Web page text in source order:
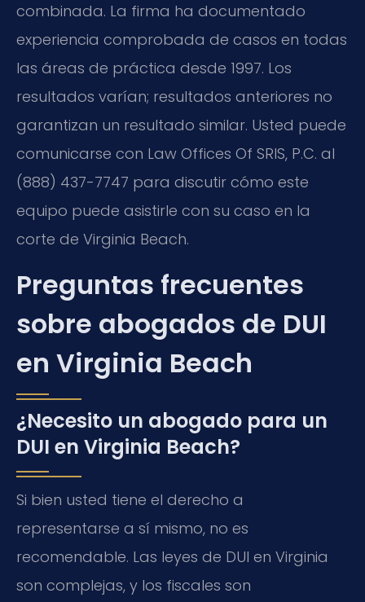
combinada. La firma ha documentado
experiencia comprobada de casos en todas
las áreas de práctica desde 1997. Los
resultados varían; resultados anteriores no
garantizan un resultado similar. Usted puede
comunicarse con Law Offices Of SRIS, P.C. al
(888) 437-7747 para discutir cómo este
equipo puede asistirle con su caso en la
corte de Virginia Beach.
Preguntas frecuentes
sobre abogados de DUI
en Virginia Beach
¿Necesito un abogado para un
DUI en Virginia Beach?
Si bien usted tiene el derecho a
representarse a sí mismo, no es
recomendable. Las leyes de DUI en Virginia
son complejas, y los fiscales son